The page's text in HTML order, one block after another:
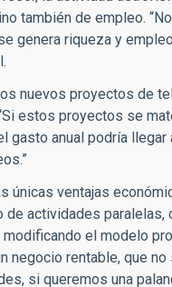
también de empleo.
genera riqueza y
nuevos proyectos de
estos proyectos se
gasto anual podría llegar
únicas ventajas
de actividades paralelas,
el modelo
negocio rentable, que no
si queremos una